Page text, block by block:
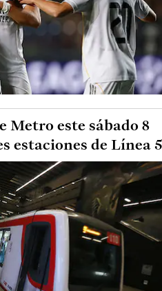
Metro este sábado 8
estaciones de Línea 5